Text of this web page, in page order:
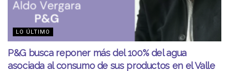
LO ÚLTIMO
P&G busca reponer más del 100% del agua
asociada al consumo de sus productos en el Valle